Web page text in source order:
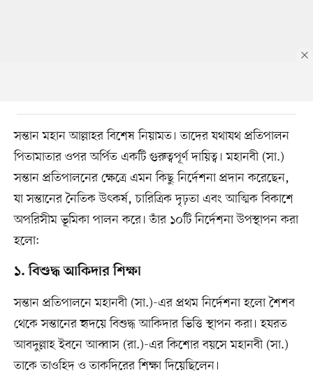
সন্তান মহান আল্লাহর বিশেষ নিয়ামত। তাদের যথাযথ প্রতিপালন
পিতামাতার ওপর অর্পিত একটি গুরুত্বপূর্ণ দায়িত্ব। মহানবী (সা.)
সন্তান প্রতিপালনের ক্ষেত্রে এমন কিছু নির্দেশনা প্রদান করেছেন,
যা সন্তানের নৈতিক উৎকর্ষ, চারিত্রিক দৃঢ়তা এবং আত্মিক বিকাশে
অপরিসীম ভূমিকা পালন করে। তাঁর ১০টি নির্দেশনা উপস্থাপন করা
হলো:
১. বিশুদ্ধ আকিদার শিক্ষা
সন্তান প্রতিপালনে মহানবী (সা.)-এর প্রথম নির্দেশনা হলো শৈশব
থেকে সন্তানের হৃদয়ে বিশুদ্ধ আকিদার ভিত্তি স্থাপন করা। হযরত
আবদুল্লাহ ইবনে আব্বাস (রা.)-এর কিশোর বয়সে মহানবী (সা.)
তাকে তাওহিদ ও তাকদিরের শিক্ষা দিয়েছিলেন।